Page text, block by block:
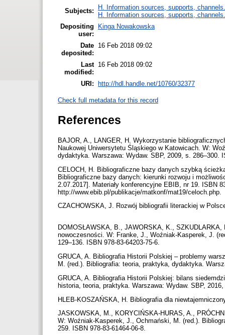
Subjects:
H. Information sources, supports, channels.
H. Information sources, supports, channels.
Depositing
user:
Kinga Nowakowska
Date
deposited:
16 Feb 2018 09:02
Last
modified:
16 Feb 2018 09:02
URI: http://hdl.handle.net/10760/32377
Check full metadata for this record
References
BAJOR, A., LANGER, H. Wykorzystanie
Naukowej Uniwersytetu Śląskiego w Katowicach. W:
dydaktyka. Warszawa: Wydaw. SBP, 2009, s. 286–300.
CELOCH, H. Bibliograficzne bazy danych szybką
Bibliograficzne bazy danych: kierunki rozwoju i
2.07.2017]. Materiały konferencyjne EBIB, nr 19. ISBN
http://www.ebib.pl/publikacje/matkonf/mat19/celoch.php.
CZACHOWSKA, J. Rozwój bibliografii literackiej w
DOMOSŁAWSKA, B., JAWORSKA, K.,
nowoczesności. W: Franke, J., Woźniak-Kasperek, J.
129–136. ISBN 978-83-64203-75-6.
GRUCA, A. Bibliografia Historii Polskiej – problemy
M. (red.). Bibliografia: teoria, praktyka, dydaktyka.
GRUCA, A. Bibliografia Historii Polskiej: bilans
historia, teoria, praktyka. Warszawa: Wydaw. SBP,
HLEB-KOSZAŃSKA, H. Bibliografia dla
JASKOWSKA, M., KORYCIŃSKA-HURAS, A.,
W: Woźniak-Kasperek, J., Ochmański, M. (red.).
259. ISBN 978-83-61464-06-8.